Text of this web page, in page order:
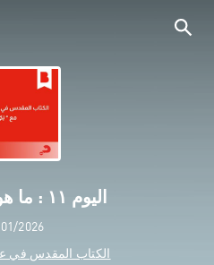
اليوم ١١ : ما هو "النجاح"؟
2026
الكتاب المقدس في